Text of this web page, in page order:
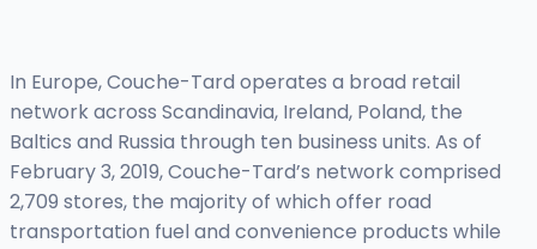
In Europe, Couche-Tard operates a broad retail
network across Scandinavia, Ireland, Poland, the
Baltics and Russia through ten business units. As of
February 3, 2019, Couche-Tard’s network comprised
2,709 stores, the majority of which offer road
transportation fuel and convenience products while